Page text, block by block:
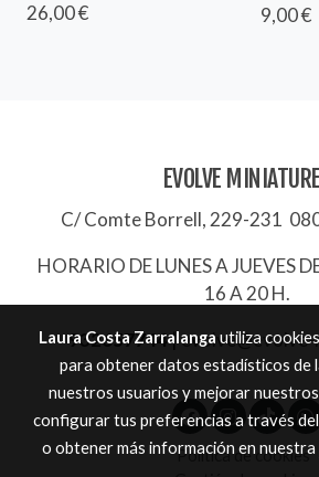
26,00 € 9,00 €
EVOLVE
C/ Comte Borrell, 229-231
HORARIO DE LUNES A JUEVES
16 A 20 H.
932657744|
Política de cookies
Laura Costa Zarralanga utiliza
para obtener datos estadísticos de
nuestros usuarios y mejorar
configurar tus preferencias a través
o obtener más información en nuestra